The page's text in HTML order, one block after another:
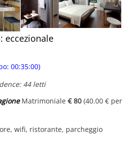
eccezionale
00:35:00)
44 letti
Matrimoniale € 80 (40.00 € per
wifi, ristorante, parcheggio